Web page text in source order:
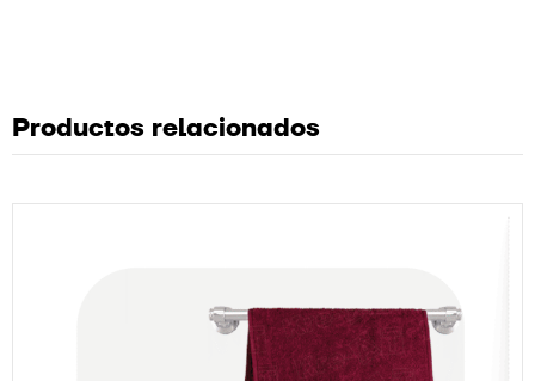
Productos relacionados